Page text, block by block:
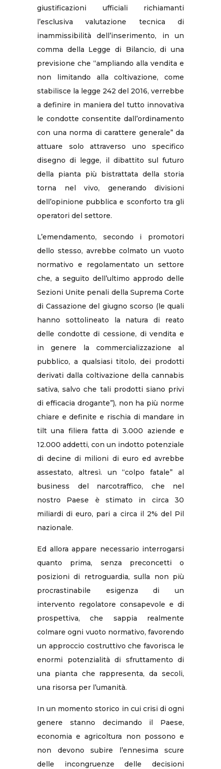
giustificazioni ufficiali richiamanti
l’esclusiva valutazione tecnica di
inammissibilità dell’inserimento, in un
comma della Legge di Bilancio, di una
previsione che “ampliando alla vendita e
non limitando alla coltivazione, come
stabilisce la legge 242 del 2016, verrebbe
a definire in maniera del tutto innovativa
le condotte consentite dall’ordinamento
con una norma di carattere generale” da
attuare solo attraverso uno specifico
disegno di legge, il dibattito sul futuro
della pianta più bistrattata della storia
torna nel vivo, generando divisioni
dell’opinione pubblica e sconforto tra gli
operatori del settore.
L’emendamento, secondo i promotori
dello stesso, avrebbe colmato un vuoto
normativo e regolamentato un settore
che, a seguito dell’ultimo approdo delle
Sezioni Unite penali della Suprema Corte
di Cassazione del giugno scorso (le quali
hanno sottolineato la natura di reato
delle condotte di cessione, di vendita e
in genere la commercializzazione al
pubblico, a qualsiasi titolo, dei prodotti
derivati dalla coltivazione della cannabis
sativa, salvo che tali prodotti siano privi
di efficacia drogante”), non ha più norme
chiare e definite e rischia di mandare in
tilt una filiera fatta di 3.000 aziende e
12.000 addetti, con un indotto potenziale
di decine di milioni di euro ed avrebbe
assestato, altresì. un “colpo fatale” al
business del narcotraffico, che nel
nostro Paese è stimato in circa 30
miliardi di euro, pari a circa il 2% del Pil
nazionale.
Ed allora appare necessario interrogarsi
quanto prima, senza preconcetti o
posizioni di retroguardia, sulla non più
procrastinabile esigenza di un
intervento regolatore consapevole e di
prospettiva, che sappia realmente
colmare ogni vuoto normativo, favorendo
un approccio costruttivo che favorisca le
enormi potenzialità di sfruttamento di
una pianta che rappresenta, da secoli,
una risorsa per l’umanità.
In un momento storico in cui crisi di ogni
genere stanno decimando il Paese,
economia e agricoltura non possono e
non devono subire l’ennesima scure
delle incongruenze delle decisioni